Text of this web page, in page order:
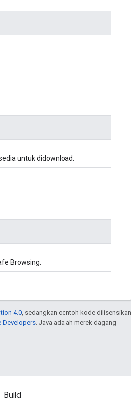
untuk didownload.
Browsing.
4.0 , sedangkan contoh kode dilisensikan
Developers . Java adalah merek dagang
Build